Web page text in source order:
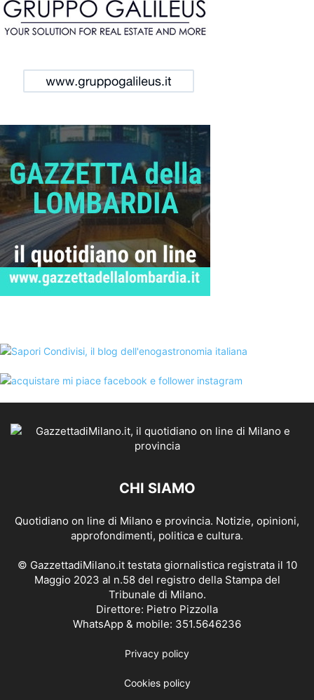
CHI SIAMO
Quotidiano on line di Milano e provincia. Notizie, opinioni,
approfondimenti, politica e cultura.
© GazzettadiMilano.it testata giornalistica registrata il 10
Maggio 2023 al n.58 del registro della Stampa del
Tribunale di Milano.
Direttore: Pietro Pizzolla
WhatsApp & mobile: 351.5646236
Privacy policy
Cookies policy